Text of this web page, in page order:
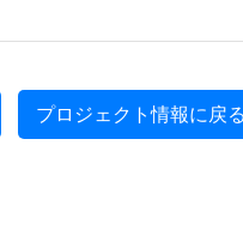
プロジェクト情報に戻